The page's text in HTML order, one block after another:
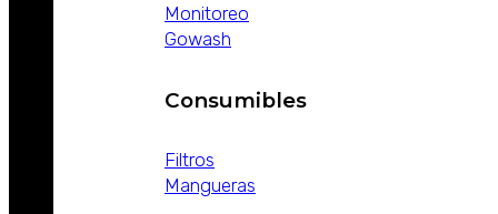
Monitoreo
Gowash
Consumibles
Filtros
Mangueras